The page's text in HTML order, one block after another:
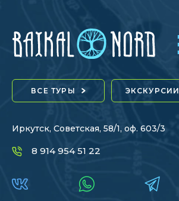
ВСЕ ТУРЫ ЭКСКУРСИИ
Иркутск, Советская, 58/1, оф. 603/3
8 914 954 51 22